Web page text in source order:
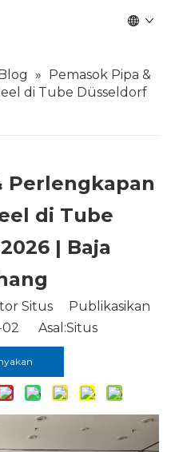
» Pemasok Pipa &
di Tube Düsseldorf
Perlengkapan
di Tube
| Baja
Situs Publikasikan
02 Asal:Situs